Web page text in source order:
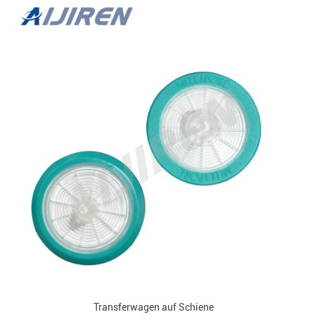
Transferwagen auf Schiene